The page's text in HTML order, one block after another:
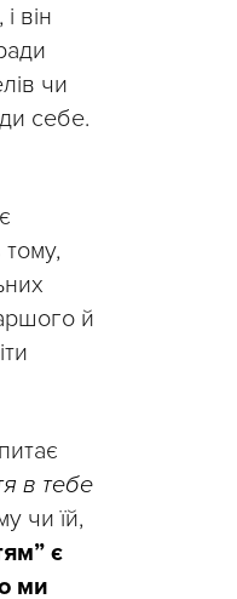
він
чи
себе.
й
в тебе
чи їй,
є
ми